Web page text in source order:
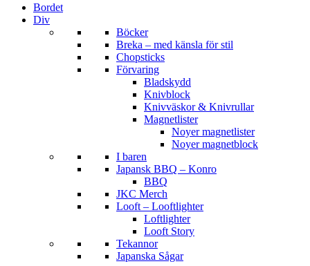
Bordet
Div
Böcker
Breka – med känsla för stil
Chopsticks
Förvaring
Bladskydd
Knivblock
Knivväskor & Knivrullar
Magnetlister
Noyer magnetlister
Noyer magnetblock
I baren
Japansk BBQ – Konro
BBQ
JKC Merch
Looft – Looftlighter
Loftlighter
Looft Story
Tekannor
Japanska Sågar